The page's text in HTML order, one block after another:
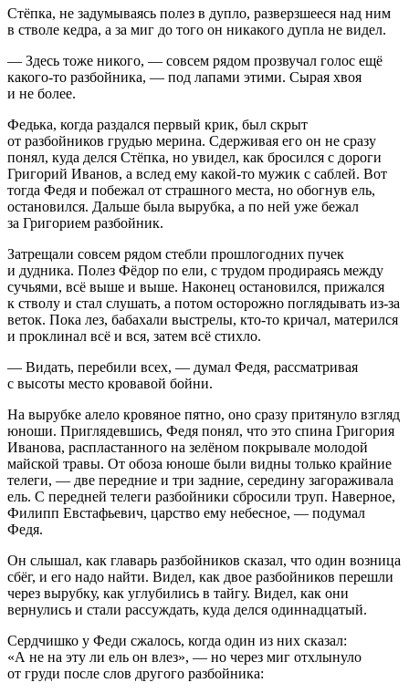
Стёпка, не задумываясь полез в дупло, разверзшееся над ним
в стволе кедра, а за миг до того он никакого дупла не видел.
— Здесь тоже никого, — совсем рядом прозвучал голос ещё
какого-то разбойника, — под лапами этими. Сырая хвоя
и не более.
Федька, когда раздался первый крик, был скрыт
от разбойников грудью мерина. Сдерживая его он не сразу
понял, куда делся Стёпка, но увидел, как бросился с дороги
Григорий Иванов, а вслед ему какой-то мужик с саблей. Вот
тогда Федя и побежал от страшного места, но обогнув ель,
остановился. Дальше была вырубка, а по ней уже бежал
за Григорием разбойник.
Затрещали совсем рядом стебли прошлогодних пучек
и дудника. Полез Фёдор по ели, с трудом продираясь между
сучьями, всё выше и выше. Наконец остановился, прижался
к стволу и стал слушать, а потом осторожно поглядывать из-за
веток. Пока лез, бабахали выстрелы, кто-то кричал, матерился
и проклинал всё и вся, затем всё стихло.
— Видать, перебили всех, — думал Федя, рассматривая
с высоты место кровавой бойни.
На вырубке алело кровяное пятно, оно сразу притянуло взгляд
юноши. Приглядевшись, Федя понял, что это спина Григория
Иванова, распластанного на зелёном покрывале молодой
майской травы. От обоза юноше были видны только крайние
телеги, — две передние и три задние, середину загораживала
ель. С передней телеги разбойники сбросили труп. Наверное,
Филипп Евстафьевич, царство ему небесное, — подумал
Федя.
Он слышал, как главарь разбойников сказал, что один возница
сбёг, и его надо найти. Видел, как двое разбойников перешли
через вырубку, как углубились в тайгу. Видел, как они
вернулись и стали рассуждать, куда делся одиннадцатый.
Сердчишко у Феди сжалось, когда один из них сказал:
«А не на эту ли ель он влез», — но через миг отхлынуло
от груди после слов другого разбойника: